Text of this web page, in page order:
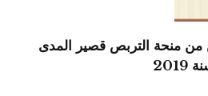
من منحة التربص قصير المدى